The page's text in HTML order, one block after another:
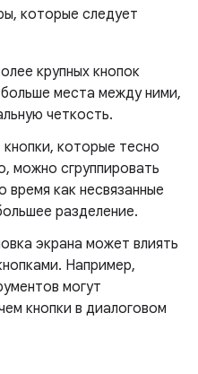
которые следует
крупных кнопок
места между ними,
четкость.
кнопки, которые тесно
можно сгруппировать
время как несвязанные
разделение.
экрана может влиять
Например,
могут
кнопки в диалоговом